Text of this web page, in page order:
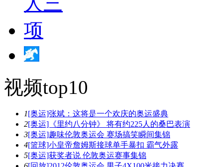
视频top10
1[奥运]张斌：这将是一个欢庆的奥运盛典
2[奥运]《里约八分钟》 将有约225人的桑巴表演
3[奥运]趣味伦敦奥运会 赛场搞笑瞬间集锦
4[篮球]小皇帝詹姆斯接球单手暴扣 霸气外露
5[奥运]获奖者说 伦敦奥运赛事集锦